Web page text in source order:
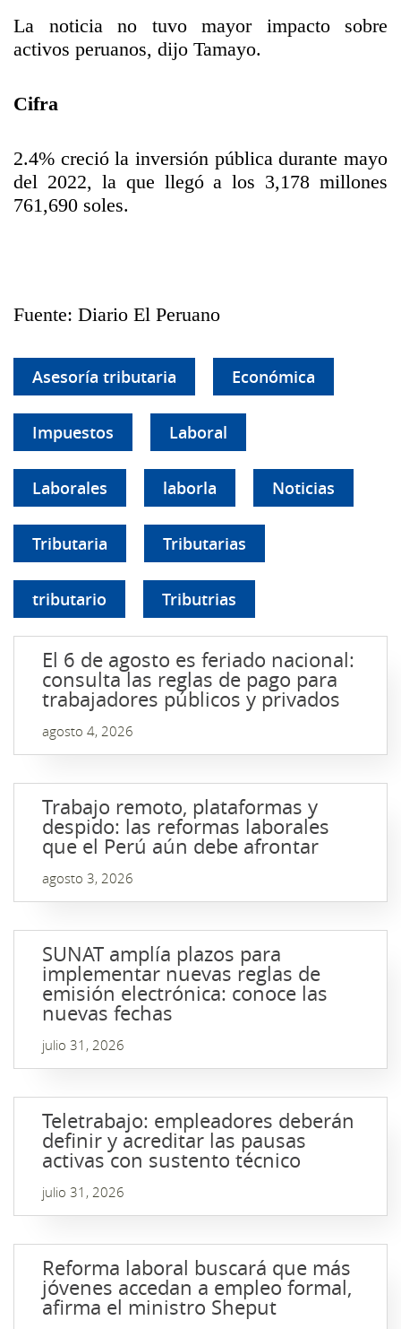
La noticia no tuvo mayor impacto sobre
activos peruanos, dijo Tamayo.
Cifra
2.4% creció la inversión pública durante mayo
del 2022, la que llegó a los 3,178 millones
761,690 soles.
Fuente: Diario El Peruano
Asesoría tributaria Económica
Impuestos Laboral
Laborales laborla Noticias
Tributaria Tributarias
tributario Tributrias
El 6 de agosto es feriado nacional:
consulta las reglas de pago para
trabajadores públicos y privados
agosto 4, 2026
Trabajo remoto, plataformas y
despido: las reformas laborales
que el Perú aún debe afrontar
agosto 3, 2026
SUNAT amplía plazos para
implementar nuevas reglas de
emisión electrónica: conoce las
nuevas fechas
julio 31, 2026
Teletrabajo: empleadores deberán
definir y acreditar las pausas
activas con sustento técnico
julio 31, 2026
Reforma laboral buscará que más
jóvenes accedan a empleo formal,
afirma el ministro Sheput